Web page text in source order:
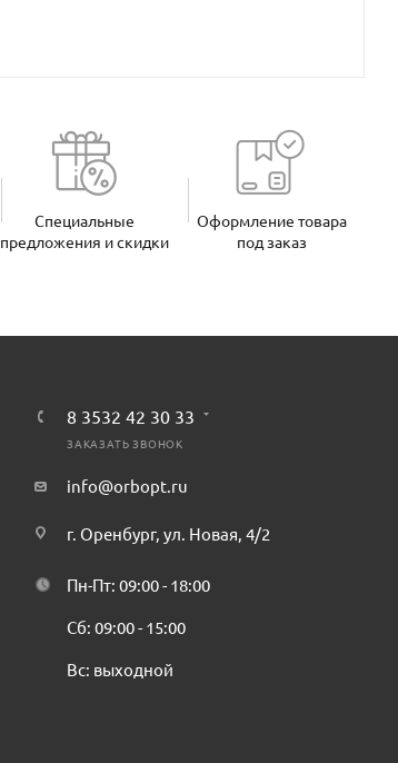
Специальные
предложения и скидки
Оформление товара
под заказ
8 3532 42 30 33
ЗАКАЗАТЬ ЗВОНОК
info@orbopt.ru
г. Оренбург, ул. Новая, 4/2
Пн-Пт: 09:00 - 18:00
Сб: 09:00 - 15:00
Вс: выходной